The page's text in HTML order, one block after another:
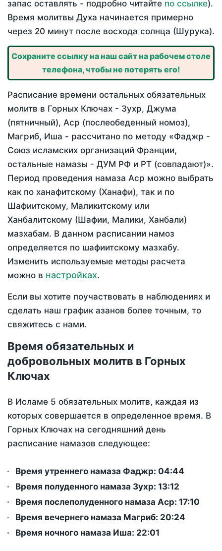
запас оставлять - подробно читайте по ссылке).
Время молитвы Духа начинается примерно
через 20 минут после восхода солнца (Шурука).
Сохраните ссылку на наш сайт на рабочем столе
телефона, чтобы не потерять его!
Расписание времени остальных обязательных
молитв в Горных Ключах - Зухр, Джума
(пятничный), Аср (послеобеденный номоз),
Магриб, Иша - рассчитано по методу «Фаджр -
Союз исламских организаций Франции,
остальные намазы - ДУМ РФ и РТ (совпадают)».
Период проведения намаза Аср можно выбрать
как по ханафитскому (Ханафи), так и по
Шафиитскому, Маликитскому или
Ханбалитскому (Шафии, Малики, Ханбали)
мазхабам. В данном расписании намоз
определяется по шафиитскому мазхабу.
Изменить используемые методы расчета
можно в настройках.
Если вы хотите поучаствовать в наблюдениях и
сделать наш график азанов более точным, то
свяжитесь с нами.
Время обязательных и
добровольных молитв в Горных
Ключах
В Исламе 5 обязательных молитв, каждая из
которых совершается в определенное время. В
Горных Ключах на сегодняшний день
расписание намазов следующее:
Время утреннего намаза Фаджр: 04:44
Время полуденного намаза Зухр: 13:12
Время послеполуденного намаза Аср: 17:10
Время вечернего намаза Магриб: 20:24
Время ночного намаза Иша: 22:01